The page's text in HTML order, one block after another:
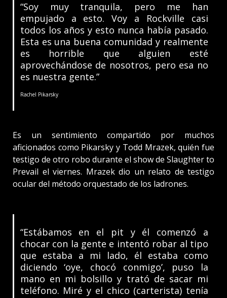
“Soy muy tranquila, pero me han
empujado a esto. Voy a Rockville casi
todos los años y esto nunca había pasado.
Esta es una buena comunidad y realmente
es horrible que alguien esté
aprovechándose de nosotros, pero esa no
es nuestra gente.”
Rachel Pikarsky
Es un sentimiento compartido por muchos
aficionados como Pikarsky y Todd Mrazek, quién fue
testigo de otro robo durante el show de Slaughter to
Prevail el viernes. Mrazek dio un relato de testigo
ocular del método orquestado de los ladrones.
“Estábamos en el pit y él comenzó a
chocar con la gente e intentó robar al tipo
que estaba a mi lado, él estaba como
diciendo ‘oye, chocó conmigo’, puso la
mano en mi bolsillo y trató de sacar mi
teléfono. Miré y el chico (carterista) tenía